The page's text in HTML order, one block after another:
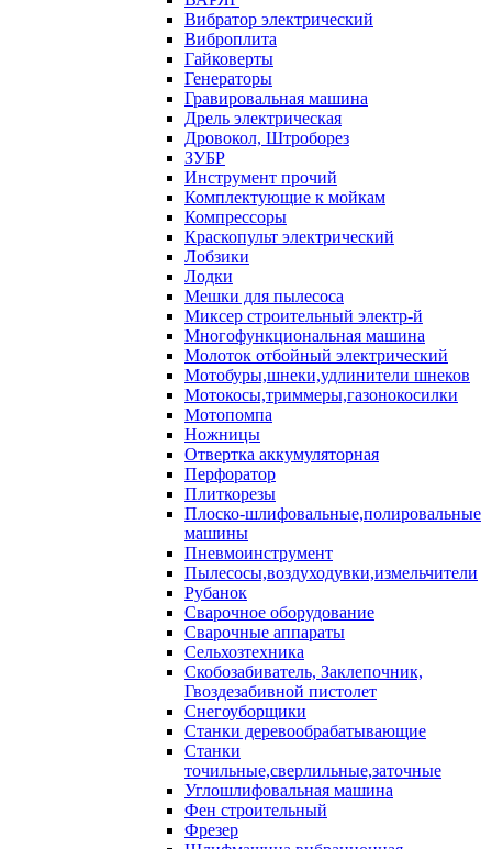
Вибратор электрический
Виброплита
Гайковерты
Генераторы
Гравировальная машина
Дрель электрическая
Дровокол, Штроборез
ЗУБР
Инструмент прочий
Комплектующие к мойкам
Компрессоры
Краскопульт электрический
Лобзики
Лодки
Мешки для пылесоса
Миксер строительный электр-й
Многофункциональная машина
Молоток отбойный электрический
Мотобуры,шнеки,удлинители шнеков
Мотокосы,триммеры,газонокосилки
Мотопомпа
Ножницы
Отвертка аккумуляторная
Перфоратор
Плиткорезы
Плоско-шлифовальные,полировальные
машины
Пневмоинструмент
Пылесосы,воздуходувки,измельчители
Рубанок
Сварочное оборудование
Сварочные аппараты
Сельхозтехника
Скобозабиватель, Заклепочник,
Гвоздезабивной пистолет
Снегоуборщики
Станки деревообрабатывающие
Станки
точильные,сверлильные,заточные
Углошлифовальная машина
Фен строительный
Фрезер